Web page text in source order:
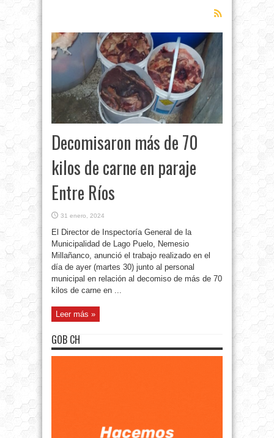
Decomisaron más de 70
kilos de carne en paraje
Entre Ríos
31 enero, 2024
El Director de Inspectoría General de la
Municipalidad de Lago Puelo, Nemesio
Millañanco, anunció el trabajo realizado en el
día de ayer (martes 30) junto al personal
municipal en relación al decomiso de más de 70
kilos de carne en ...
Leer más »
GOB CH